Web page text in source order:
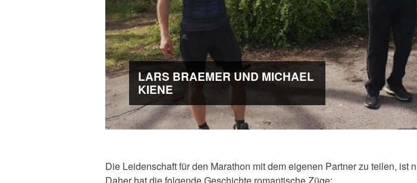
LARS BRAEMER UND MICHAEL
KIENE
Die Leidenschaft für den Marathon mit dem eigenen Partner zu teilen, ist